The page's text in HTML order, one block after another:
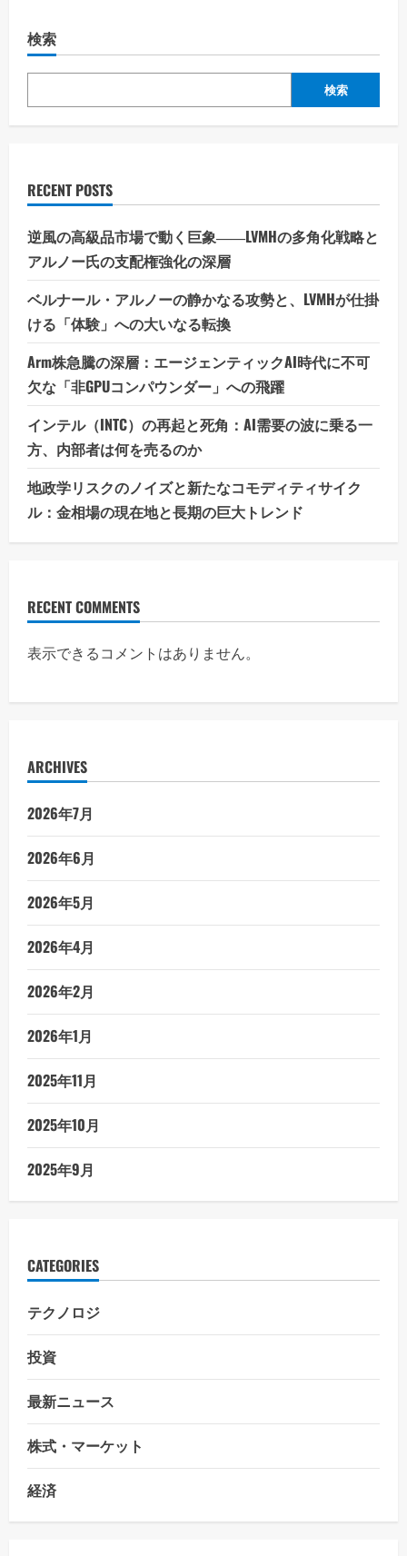
ご
く
の
ア
個
の
世
界
市
の
大
き
な
潮
流
の
詳
細
を
ご
覧
く
だ
さ
い
検索
検索
RECENT POSTS
逆風の高級品市場で動く巨象――LVMHの多角化戦略と
アルノー氏の支配権強化の深層
ベルナール・アルノーの静かなる攻勢と、LVMHが仕掛
ける「体験」への大いなる転換
Arm株急騰の深層：エージェンティックAI時代に不可
欠な「非GPUコンパウンダー」への飛躍
インテル（INTC）の再起と死角：AI需要の波に乗る一
方、内部者は何を売るのか
地政学リスクのノイズと新たなコモディティサイク
ル：金相場の現在地と長期の巨大トレンド
RECENT COMMENTS
表示できるコメントはありません。
ARCHIVES
2026年7月
2026年6月
2026年5月
2026年4月
2026年2月
2026年1月
2025年11月
2025年10月
2025年9月
CATEGORIES
テクノロジ
投資
最新ニュース
株式・マーケット
経済